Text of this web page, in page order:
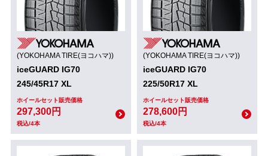
(YOKOHAMA TIRE(ヨコハマ))
iceGUARD IG70
245/45R17 XL
ホイールセット販売価格
297,300円
税込/4本
(YOKOHAMA TIRE(ヨコハマ))
iceGUARD IG70
225/50R17 XL
ホイールセット販売価格
278,600円
税込/4本